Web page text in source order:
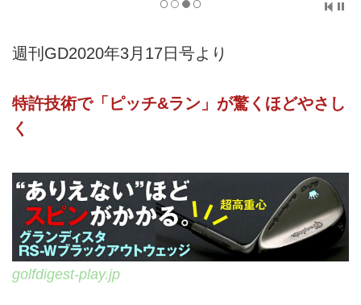
週刊GD2020年3月17日号より
特許技術で「ピッチ&ラン」が驚くほどやさし
く
golfdigest-play.jp